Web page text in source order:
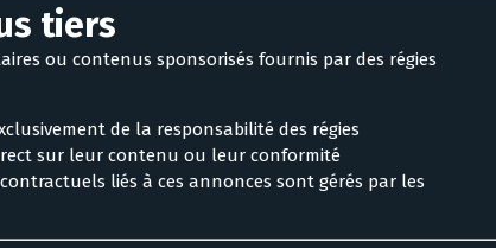
tiers
ou contenus sponsorisés fournis par des régies
de la responsabilité des régies
sur leur contenu ou leur conformité
liés à ces annonces sont gérés par les